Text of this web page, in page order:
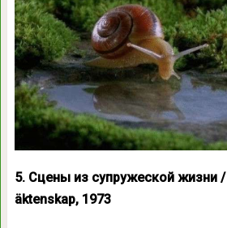
5. Сцены из супружеской жизни
äktenskap, 1973